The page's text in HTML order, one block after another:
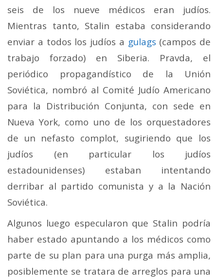
seis de los nueve médicos eran judíos.
Mientras tanto, Stalin estaba considerando
enviar a todos los judíos a gulags (campos de
trabajo forzado) en Siberia. Pravda, el
periódico propagandístico de la Unión
Soviética, nombró al Comité Judío Americano
para la Distribución Conjunta, con sede en
Nueva York, como uno de los orquestadores
de un nefasto complot, sugiriendo que los
judíos (en particular los judíos
estadounidenses) estaban intentando
derribar al partido comunista y a la Nación
Soviética.
Algunos luego especularon que Stalin podría
haber estado apuntando a los médicos como
parte de su plan para una purga más amplia,
posiblemente se tratara de arreglos para una